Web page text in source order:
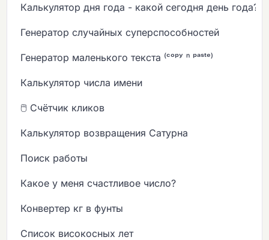
Калькулятор дня года - какой сегодня день года?
Генератор случайных суперспособностей
Генератор маленького текста ⁽ᶜᵒᵖʸ ⁿ ᵖᵃˢᵗᵉ⁾
Калькулятор числа имени
🖱️ Счётчик кликов
Калькулятор возвращения Сатурна
Поиск работы
Какое у меня счастливое число?
Конвертер кг в фунты
Список високосных лет